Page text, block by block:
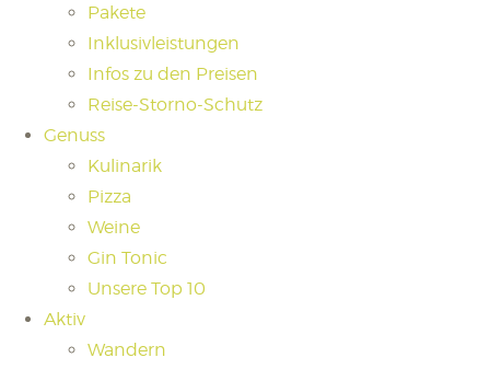
Pakete
Inklusivleistungen
Infos zu den Preisen
Reise-Storno-Schutz
Genuss
Kulinarik
Pizza
Weine
Gin Tonic
Unsere Top 10
Aktiv
Wandern